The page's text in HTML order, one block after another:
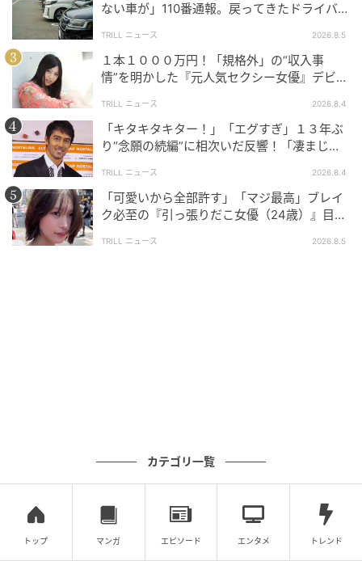
前の話
婚約者は既婚者でした
尾持トモ
全話一覧を見る
の記事をもっとみる
ない車が」110番通報。戻ってきたドライバー
TRILL ニュース 2026.8.5
１本１０００万円！「規格外」の“収入事
情”を明かした『元人気セクシー女優』デビュ
TRILL ニュース 2026.8.4
「キタキタキター！」「エグすぎ」１３年ぶ
り“念願の続編”に相次いだ反響！「凄まじく
TRILL ニュース 2026.8.4
「可愛いから全部許す」「マジ最高」ブレイ
ク必至の『引っ張りだこ女優（24歳）』目が
TRILL ニュース 2026.8.5
カテゴリ一覧
トップ マンガ エピソード エンタメ トレンド